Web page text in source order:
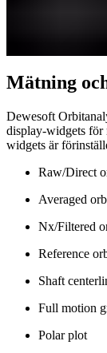
Mätning
Dewesoft
display-widgets för
widgets är
Raw/Direct
Averaged
Nx/Filtered
Reference
Shaft
Full motion
Polar plot